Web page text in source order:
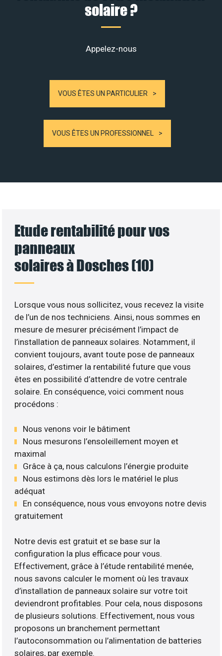
solaire ?
Appelez-nous
VOUS ÊTES UN PARTICULIER
VOUS ÊTES UN PROFESSIONNEL
Etude rentabilité pour vos
panneaux
solaires à Dosches (10)
Lorsque vous nous sollicitez, vous recevez la visite
de l’un de nos techniciens. Ainsi, nous sommes en
mesure de mesurer précisément l’impact de
l’installation de panneaux solaires. Notamment, il
convient toujours, avant toute pose de panneaux
solaires, d’estimer la rentabilité future que vous
êtes en possibilité d’attendre de votre centrale
solaire. En conséquence, voici comment nous
procédons :
Nous venons voir le bâtiment
Nous mesurons l’ensoleillement moyen et
maximal
Grâce à ça, nous calculons l’énergie produite
Nous estimons dès lors le matériel le plus
adéquat
En conséquence, nous vous envoyons notre devis
gratuitement
Notre devis est gratuit et se base sur la
configuration la plus efficace pour vous.
Effectivement, grâce à l’étude rentabilité menée,
nous savons calculer le moment où les travaux
d’installation de panneaux solaire sur votre toit
deviendront profitables. Pour cela, nous disposons
de plusieurs solutions. Effectivement, nous vous
proposons un branchement permettant
l’autoconsommation ou l’alimentation de batteries
solaires, par exemple.